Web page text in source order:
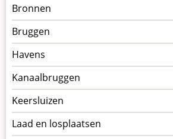
Menu
kunstwerken
op
kunstwerkpagina
Bronnen
Bruggen
Havens
Kanaalbruggen
Keersluizen
Laad en losplaatsen